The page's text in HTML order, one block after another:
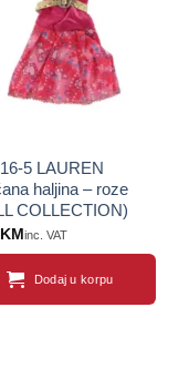
5 LAUREN
haljina – roze
COLLECTION)
KM inc. VAT
Dodaj u korpu